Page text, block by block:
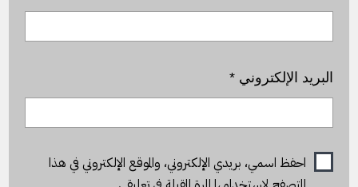
البريد الإلكتروني*
احفظ اسمي، بريدي الإلكتروني، والموقع الإلكتروني في هذا
المتصفح لاستخدامها المرة المقبلة في تعليقي.